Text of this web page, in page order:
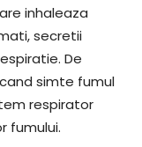
inhaleaza
secretii
De
simte fumul
respirator
fumului.